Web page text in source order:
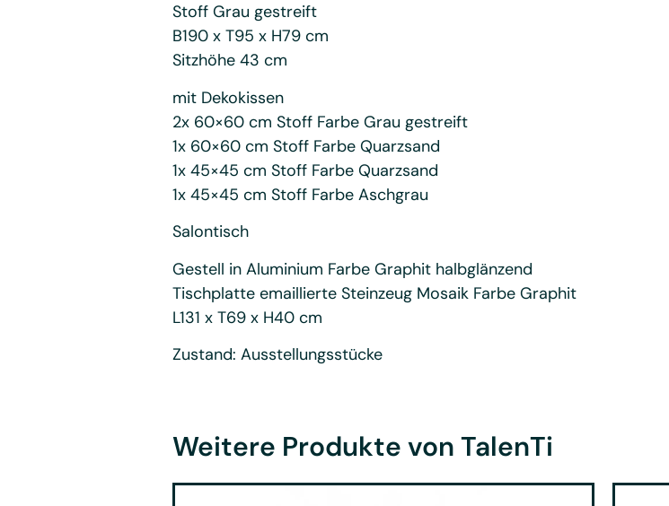
Stoff Grau gestreift
B190 x T95 x H79 cm
Sitzhöhe 43 cm
mit Dekokissen
2x 60×60 cm Stoff Farbe Grau gestreift
1x 60×60 cm Stoff Farbe Quarzsand
1x 45×45 cm Stoff Farbe Quarzsand
1x 45×45 cm Stoff Farbe Aschgrau
Salontisch
Gestell in Aluminium Farbe Graphit halbglänzend
Tischplatte emaillierte Steinzeug Mosaik Farbe Graphit
L131 x T69 x H40 cm
Zustand: Ausstellungsstücke
Weitere Produkte von TalenTi